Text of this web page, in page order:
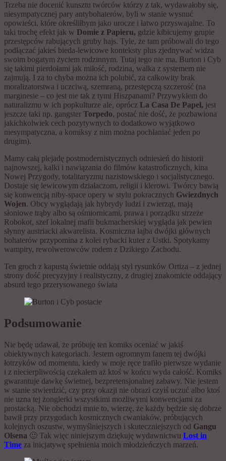
Trzeba nie docenić kunsztu twórców którzy z tak, wydawałoby się,
niesympatycznej pary antybohaterów, byli w stanie wysnuć
opowieści. które określiłbym jako urocze i łatwo przyswajalne. To
taki trochę efekt jak w Domie z Papieru, gdzie kibicujemy grupie
przestępców rabujących gruby hajs. Tyle, że tam próbowali do tego
podłączać jakieś bieda-lewicowe konteksty plus zjednywać widza
swoim bogatym życiem rodzinnym. Tutaj tego nie ma, Burton i Cyb
się takimi pierdołami jak miłość, rodzina, walka z systemem nie
zajmują. I za to chyba można ich polubić, za całkowity brak
moralizatorstwa i uczciwą, szemraną, przestępczą szczerość (na
marginesie – co jest nie tak z tymi Hiszpanami? Przywykłem do
naturalizmu w ich popkulturze ale, oprócz La Casa De Papel, jest
jeszcze taki np. gangster Torpedo, postać nie dość, że pozbawiona
jakichkolwiek cech pozytywnych to dodatkowo wyjątkowo
niesympatyczna, a komiksy z nim można pochłaniać jeden po
drugim).
Mamy całą plejadę postmodernistycznych odniesień do historii
najnowszej, kalki i nawiązania do filmów katastroficznych, kina
Nowej Przygody, totalitaryzmu nazistowskiego i socjalistycznego.
Dostaje się lewicowym działaczom, religii i klerowi. Twórcy bawią
się konwencją niby-space opery w stylu pokracznych Gwiezdnych
Wojen. Obcy wyglądają jak hybrydy ludzi i zwierząt, mają
słoniowe trąby albo są ośmiornicami, prawa i porządku strzeże
Robokot, szef lokalnej mafii bukmacherskiej wygląda jak pewien
słynny austriacki akwarelista. Kosmiczna łajba dwójki głównych
bohaterów przypomina z kolei rybacki kuter z Ustki. Spotykamy
wampiry, rewolwerowców rodem z Dzikiego Zachodu.
Ten groch z kapustą świetnie oddają styl rysunków Ortiza – z jednej
strony dość precyzyjny i realistyczny, z drugiej znakomicie oddający
absurd tego przerysowanego świata
Podsumowanie
Nie będę udawał, że próbuję ten komiks oceniać w jakiś
obiektywnych kategoriach. Jestem ogromnym fanem tej dwójki
łotrzyków od momentu, kiedy w moje ręce trafiło pierwsze wydanie
i z niecierpliwością czekałem aż ktoś w końcu wyda całość. Komiks
gwarantuje dawkę świetnej, bezpretensjonalnej zabawy. Nie jestem
w stanie stwierdzić, czy przy okazji nie obrazi czyiś uczuć albo ktoś
nie uzna tej żonglerki wszystkimi możliwymi konwencjami za
prostacką. Nie obchodzi mnie to, wierzę, że każdy będzie się dobrze
bawił przy przygodach kosmicznych cwaniaków, próbujących
kolejnych oszustw, wymyślniejszych i skuteczniejszych od Gangu
Olsena 🙂 Tak więc niniejszym dziękuję wydawnictwu Lost in
Time za inicjatywę spełnienia moich młodzieńczych marzeń.